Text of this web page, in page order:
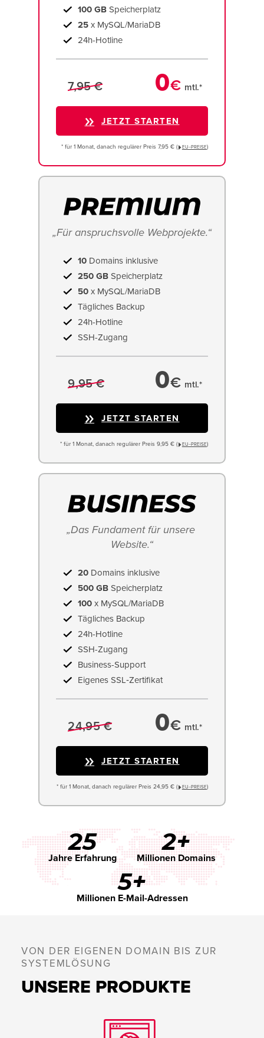
100 GB Speicherplatz
25 x MySQL/MariaDB
24h-Hotline
7,95 € 0€ mtl.*
JETZT STARTEN
* für 1 Monat, danach regulärer Preis 7,95 € ( EU−PREISE)
„Für anspruchsvolle Webprojekte.“
10 Domains inklusive
250 GB Speicherplatz
50 x MySQL/MariaDB
Tägliches Backup
24h-Hotline
SSH-Zugang
9,95 € 0€ mtl.*
JETZT STARTEN
* für 1 Monat, danach regulärer Preis 9,95 € ( EU−PREISE)
„Das Fundament für unsere
Website.“
20 Domains inklusive
500 GB Speicherplatz
100 x MySQL/MariaDB
Tägliches Backup
24h-Hotline
SSH-Zugang
Business-Support
Eigenes SSL‑Zertifikat
24,95 € 0€ mtl.*
JETZT STARTEN
* für 1 Monat, danach regulärer Preis 24,95 € ( EU−PREISE)
25
Jahre Erfahrung
2+
Millionen Domains
5+
Millionen E-Mail-Adressen
VON DER EIGENEN DOMAIN BIS ZUR
SYSTEMLÖSUNG
UNSERE PRODUKTE